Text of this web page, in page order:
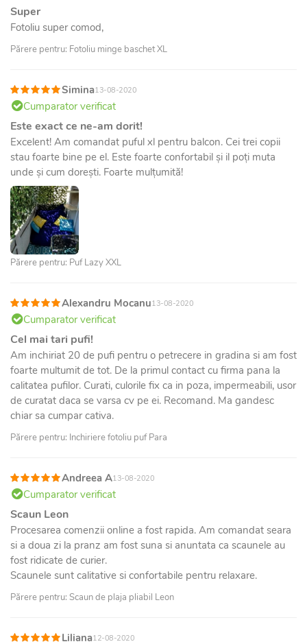
Super
Fotoliu super comod,
Părere pentru: Fotoliu minge baschet XL
Simina13-08-2020
Cumparator verificat
Este exact ce ne-am dorit!
Excelent! Am comandat puful xl pentru balcon. Cei trei copii
stau foarte bine pe el. Este foarte confortabil și il poți muta
unde și cum dorești. Foarte mulțumită!
Părere pentru: Puf Lazy XXL
Alexandru Mocanu13-08-2020
Cumparator verificat
Cel mai tari pufi!
Am inchiriat 20 de pufi pentru o petrecere in gradina si am fost
foarte multumit de tot. De la primul contact cu firma pana la
calitatea pufilor. Curati, culorile fix ca in poza, impermeabili, usor
de curatat daca se varsa cv pe ei. Recomand. Ma gandesc
chiar sa cumpar cativa.
Părere pentru: Inchiriere fotoliu puf Para
Andreea A13-08-2020
Cumparator verificat
Scaun Leon
Procesarea comenzii online a fost rapida. Am comandat seara
si a doua zi la pranz am fost suna si anuntata ca scaunele au
fost ridicate de curier.
Scaunele sunt calitative si confortabile pentru relaxare.
Părere pentru: Scaun de plaja pliabil Leon
Liliana12-08-2020